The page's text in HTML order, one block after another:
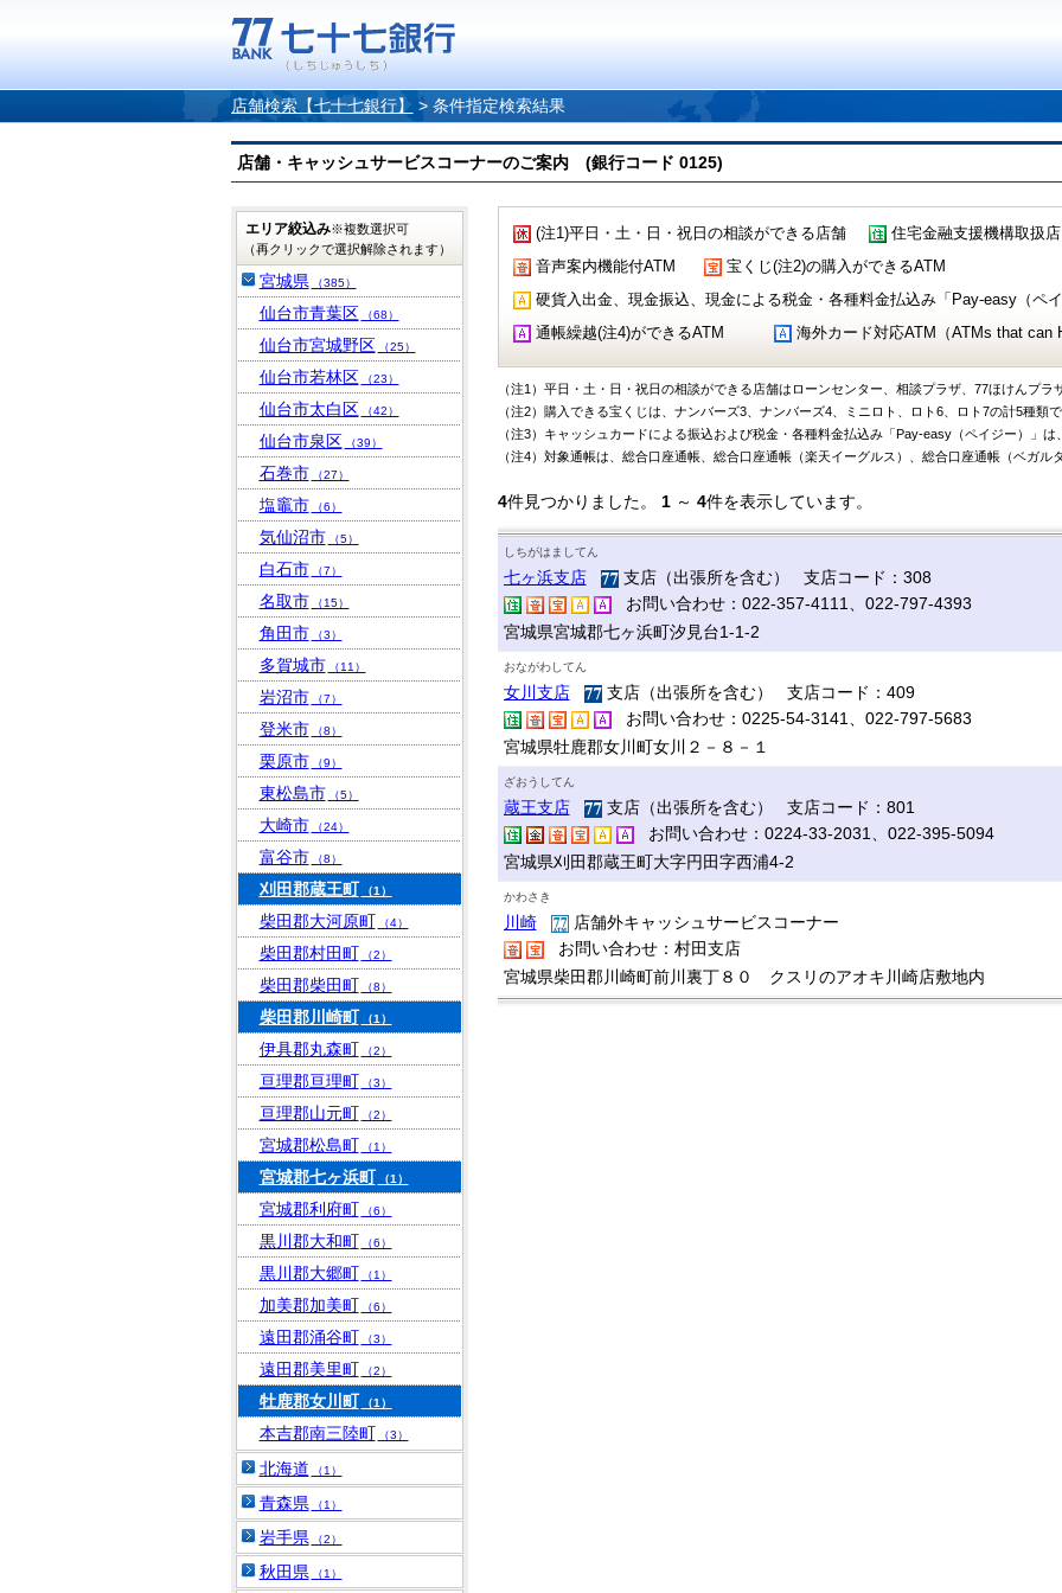
店舗検索【七十七銀行】 > 条件指定検索結果
店舗・キャッシュサービスコーナーのご案内 (銀行コード 0125)
(注1)平日・土・日・祝日の相談ができる店舗 住宅金融支援機構取扱店
音声案内機能付ATM
宝くじ(注2)の購入ができるATM
硬貨入出金、現金振込、現金による税金・各種料金払込み「Pay-easy（ペ
通帳繰越(注4)ができるATM
海外カード対応ATM（ATMs that can
（注1）平日・土・日・祝日の相談ができる店舗はローンセンター、相談プラザ、77ほけんプラ
（注2）購入できる宝くじは、ナンバーズ3、ナンバーズ4、ミニロト、ロト6、ロト7の計5種類で
（注3）キャッシュカードによる振込および税金・各種料金払込み「Pay-easy（ペイジー）」は
（注4）対象通帳は、総合口座通帳、総合口座通帳（楽天イーグルス）、総合口座通帳（ベガル
4件見つかりました。 1～ 4件を表示しています。
しちがはましてん
七ヶ浜支店
支店（出張所を含む） 支店コード：308
お問い合わせ：022-357-4111、022-797-4393
宮城県宮城郡七ヶ浜町汐見台1-1-2
おながわしてん
女川支店
支店（出張所を含む） 支店コード：409
お問い合わせ：0225-54-3141、022-797-5683
宮城県牡鹿郡女川町女川２－８－１
ざおうしてん
蔵王支店
支店（出張所を含む） 支店コード：801
お問い合わせ：0224-33-2031、022-395-5094
宮城県刈田郡蔵王町大字円田字西浦4-2
かわさき
川崎
店舗外キャッシュサービスコーナー
お問い合わせ：村田支店
宮城県柴田郡川崎町前川裏丁８０ クスリのアオキ川崎店敷地内
エリア絞込み※複数選択可
（再クリックで選択解除されます）
宮城県 （385）
仙台市青葉区 （68）
仙台市宮城野区 （25）
仙台市若林区 （23）
仙台市太白区 （42）
仙台市泉区 （39）
石巻市 （27）
塩竈市 （6）
気仙沼市 （5）
白石市 （7）
名取市 （15）
角田市 （3）
多賀城市 （11）
岩沼市 （7）
登米市 （8）
栗原市 （9）
東松島市 （5）
大崎市 （24）
富谷市 （8）
刈田郡蔵王町 （1）
柴田郡大河原町 （4）
柴田郡村田町 （2）
柴田郡柴田町 （8）
柴田郡川崎町 （1）
伊具郡丸森町 （2）
亘理郡亘理町 （3）
亘理郡山元町 （2）
宮城郡松島町 （1）
宮城郡七ヶ浜町 （1）
宮城郡利府町 （6）
黒川郡大和町 （6）
黒川郡大郷町 （1）
加美郡加美町 （6）
遠田郡涌谷町 （3）
遠田郡美里町 （2）
牡鹿郡女川町 （1）
本吉郡南三陸町 （3）
北海道 （1）
青森県 （1）
岩手県 （2）
秋田県 （1）